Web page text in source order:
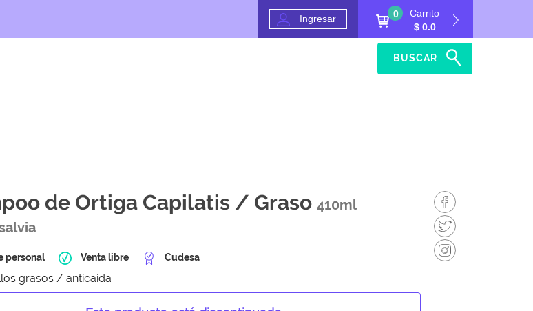
Ingresar 0
Carrito
$ 0.0
BUSCAR
de Ortiga Capilatis / Graso 410ml
personal Venta libre Cudesa
grasos / anticaida